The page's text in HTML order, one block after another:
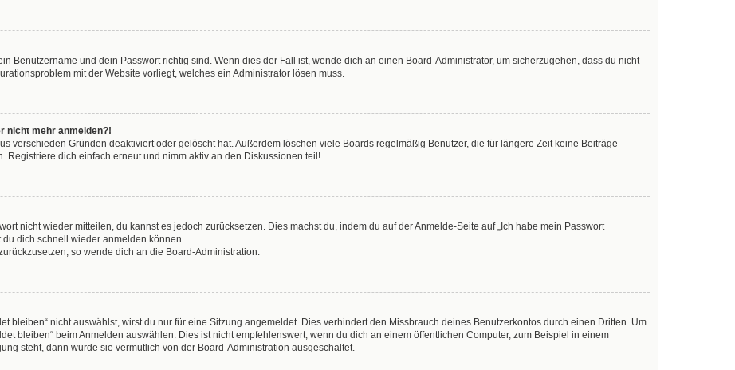
Benutzername und dein Passwort richtig sind. Wenn dies der Fall ist, wende dich an einen Board-Administrator, um sicherzugehen, dass du nicht
mit der Website vorliegt, welches ein Administrator lösen muss.
nicht mehr anmelden?!
verschieden Gründen deaktiviert oder gelöscht hat. Außerdem löschen viele Boards regelmäßig Benutzer, die für längere Zeit keine Beiträge
dich einfach erneut und nimm aktiv an den Diskussionen teil!
nicht wieder mitteilen, du kannst es jedoch zurücksetzen. Dies machst du, indem du auf der Anmelde-Seite auf „Ich habe mein Passwort
dich schnell wieder anmelden können.
so wende dich an die Board-Administration.
bleiben“ nicht auswählst, wirst du nur für eine Sitzung angemeldet. Dies verhindert den Missbrauch deines Benutzerkontos durch einen Dritten. Um
bleiben“ beim Anmelden auswählen. Dies ist nicht empfehlenswert, wenn du dich an einem öffentlichen Computer, zum Beispiel in einem
steht, dann wurde sie vermutlich von der Board-Administration ausgeschaltet.